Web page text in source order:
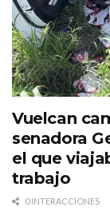
Vuelcan
senadora
el que
trabajo
0 INTERACCIONES